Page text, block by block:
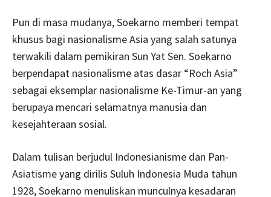
Pun di masa mudanya, Soekarno memberi tempat
khusus bagi nasionalisme Asia yang salah satunya
terwakili dalam pemikiran Sun Yat Sen. Soekarno
berpendapat nasionalisme atas dasar “Roch Asia”
sebagai eksemplar nasionalisme Ke-Timur-an yang
berupaya mencari selamatnya manusia dan
kesejahteraan sosial.
Dalam tulisan berjudul Indonesianisme dan Pan-
Asiatisme yang dirilis Suluh Indonesia Muda tahun
1928, Soekarno menuliskan munculnya kesadaran